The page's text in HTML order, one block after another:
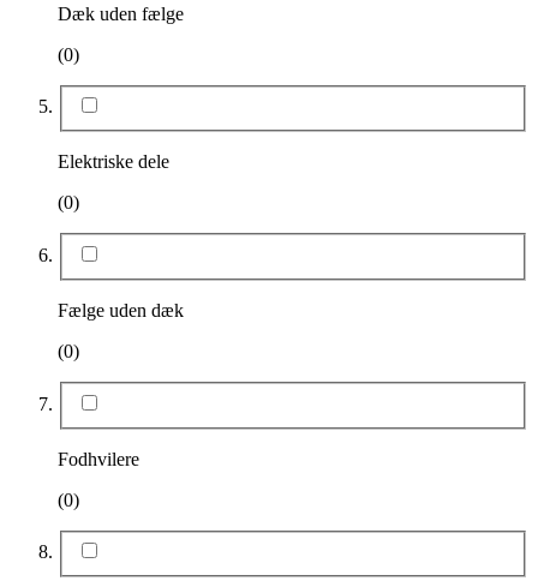
Dæk uden fælge
(0)
Elektriske dele
(0)
Fælge uden dæk
(0)
Fodhvilere
(0)